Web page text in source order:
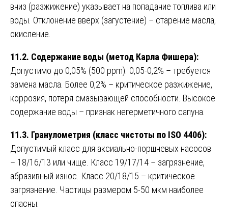
вниз (разжижение) указывает на попадание топлива или
воды. Отклонение вверх (загустение) – старение масла,
окисление.
11.2. Содержание воды (метод Карла Фишера):
Допустимо до 0,05% (500 ppm). 0,05-0,2% – требуется
замена масла. Более 0,2% – критическое разжижение,
коррозия, потеря смазывающей способности. Высокое
содержание воды – признак негерметичного сапуна.
11.3. Гранулометрия (класс чистоты по ISO 4406):
Допустимый класс для аксиально-поршневых насосов
– 18/16/13 или чище. Класс 19/17/14 – загрязнение,
абразивный износ. Класс 20/18/15 – критическое
загрязнение. Частицы размером 5-50 мкм наиболее
опасны.